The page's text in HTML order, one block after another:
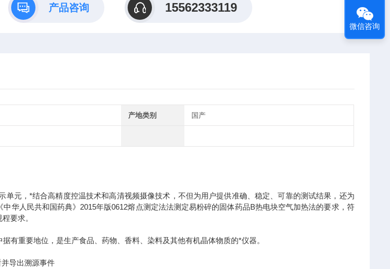
产品咨询 15562333119
产地类别 国产
单元，*结合高精度控温技术和高清视频摄像技术，不但为用户提供准确、稳定、可靠的测试结果，还为
华人民共和国药典》2015年版0612熔点测定法法测定易粉碎的固体药品B热电块空气加热法的要求，符
要求。
有重要地位，是生产食品、药物、香料、染料及其他有机晶体物质的*仪器。
导出溯源事件
微信咨询